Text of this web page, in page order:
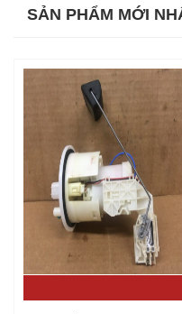
SẢN PHẨM MỚI